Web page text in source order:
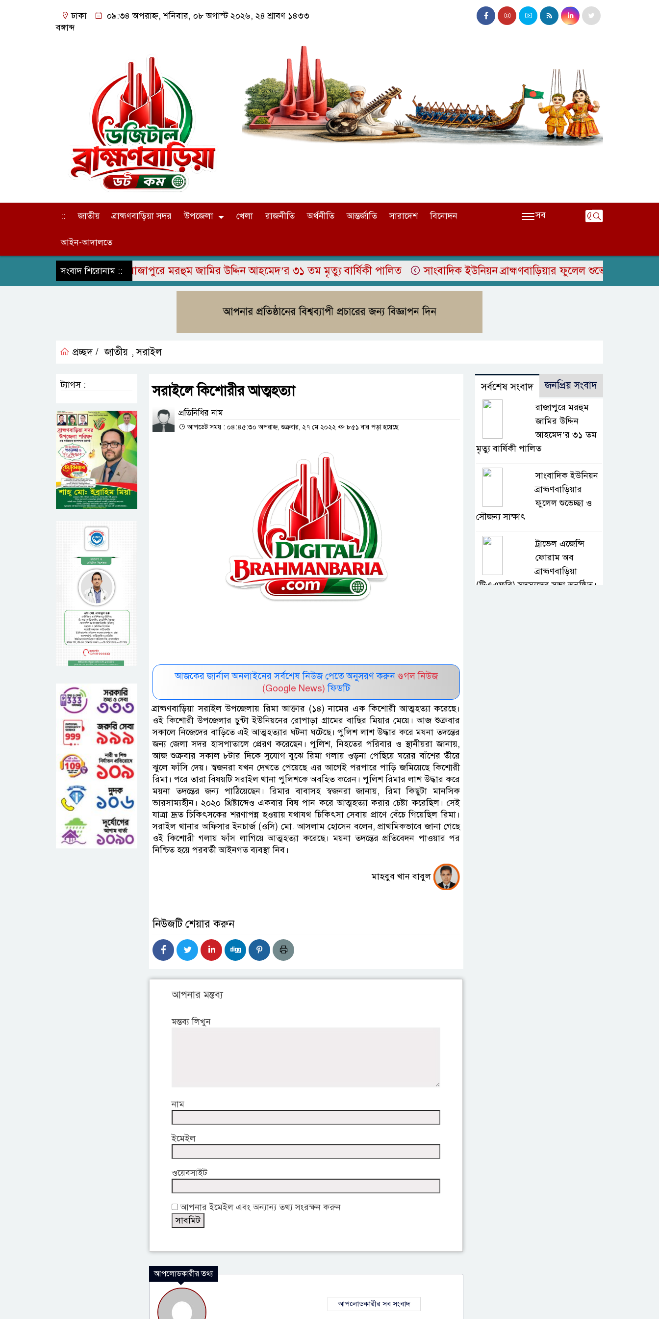
ঢাকা
০৯:৩৪ অপরাহ্ন, শনিবার, ০৮ অগাস্ট ২০২৬, ২৪ শ্রাবণ ১৪৩৩
বঙ্গাব্দ
:: জাতীয় ব্রাহ্মণবাড়িয়া সদর উপজেলা খেলা রাজনীতি অর্থনীতি আন্তর্জাতি সারাদেশ বিনোদন
আইন-আদালতে
সব
সংবাদ শিরোনাম ::রাজাপুরে মরহুম জামির উদ্দিন আহমেদ’র ৩১ তম মৃত্যু বার্ষিকী পালিত সাংবাদিক ইউনিয়ন ব্রাহ্মণবাড়িয়ার ফুলেল শুভেচ্ছা ও সৌজন্য
প্রচ্ছদ / জাতীয় ,সরাইল
সরাইলে কিশোরীর আত্মহত্যা
প্রতিনিধির নাম
আপডেট সময় : ০৪:৪৫:৩০ অপরাহ্ন, শুক্রবার, ২৭ মে ২০২২ ৮৫১ বার পড়া হয়েছে
আজকের জার্নাল অনলাইনের সর্বশেষ নিউজ পেতে অনুসরণ করুন গুগল নিউজ
(Google News) ফিডটি
ব্রাহ্মণবাড়িয়া সরাইল উপজেলায় রিমা আক্তার (১৪) নামের এক কিশোরী আত্মহত্যা করেছে।
ওই কিশোরী উপজেলার চুন্টা ইউনিয়নের রোপাড়া গ্রামের বাছির মিয়ার মেয়ে। আজ শুক্রবার
সকালে নিজেদের বাড়িতে এই আত্মহত্যার ঘটনা ঘটেছে। পুলিশ লাশ উদ্ধার করে মযনা তদন্তের
জন্য জেলা সদর হাসপাতালে প্রেরণ করেছেন। পুলিশ, নিহতের পরিবার ও স্থানীয়রা জানায়,
আজ শুক্রবার সকাল ৮টার দিকে সুযোগ বুঝে রিমা গলায় ওড়না পেছিয়ে ঘরের বাঁশের তীরে
ঝুলে ফাঁসি দেয়। স্বজনরা যখন দেখতে পেয়েছে এর আগেই পরপারে পাড়ি জমিয়েছে কিশোরী
রিমা। পরে তারা বিষয়টি সরাইল থানা পুলিশকে অবহিত করেন। পুলিশ রিমার লাশ উদ্ধার করে
ময়না তদন্তের জন্য পাঠিয়েছেন। রিমার বাবাসহ স্বজনরা জানায়, রিমা কিছুটা মানসিক
ভারসাম্যহীন। ২০২০ খ্রিষ্টাব্দেও একবার বিষ পান করে আত্মহত্যা করার চেষ্টা করেছিল। সেই
যাত্রা দ্রূত চিকিৎসকের শরণাপন্ন হওয়ায় যথাযথ চিকিৎসা সেবায় প্রাণে বেঁচে গিয়েছিল রিমা।
সরাইল থানার অফিসার ইনচার্জ (ওসি) মো. আসলাম হোসেন বলেন, প্রাথমিকভাবে জানা গেছে
ওই কিশোরী গলায় ফাঁস লাগিয়ে আত্মহত্যা করেছে। ময়না তদন্তের প্রতিবেদন পাওয়ার পর
নিশ্চিত হয়ে পরবর্তী আইনগত ব্যবস্থা নিব।
মাহবুব খান বাবুল
নিউজটি শেয়ার করুন
আপনার মন্তব্য
মন্তব্য লিখুন
নাম
ইমেইল
ওয়েবসাইট
আপনার ইমেইল এবং অন্যান্য তথ্য সংরক্ষন করুন
আপলোডকারীর তথ্য
আপলোডকারীর সব সংবাদ
ট্যাগস : সর্বশেষ সংবাদ জনপ্রিয় সংবাদ
রাজাপুরে মরহুম
জামির উদ্দিন
আহমেদ’র ৩১ তম
মৃত্যু বার্ষিকী পালিত
সাংবাদিক ইউনিয়ন
ব্রাহ্মণবাড়িয়ার
ফুলেল শুভেচ্ছা ও
সৌজন্য সাক্ষাৎ
ট্রাভেল এজেন্সি
ফোরাম অব
ব্রাহ্মণবাড়িয়া
(টিএএফবি) সদস্যদের সভা অনুষ্ঠিত।